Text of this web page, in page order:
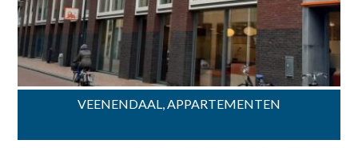
VEENENDAAL, APPARTEMENTEN